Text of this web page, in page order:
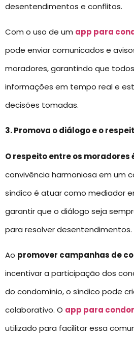
desentendimentos e conflitos.
Com o uso de um app para
pode enviar comunicados e
moradores, garantindo que
informações em tempo real e
decisões tomadas.
3. Promova o diálogo e o
O respeito entre os
convivência harmoniosa em um
síndico é atuar como mediador
garantir que o diálogo seja
para resolver desentendimentos.
Ao promover campanhas de
incentivar a participação dos
do condomínio, o síndico pode
colaborativo. O app para
utilizado para facilitar essa